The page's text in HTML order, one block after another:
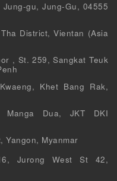
gu, Jung-Gu, 04555
District, Vientan (Asia
, St. 259, Sangkat Teuk
Khet Bang Rak,
Manga Dua, JKT DKI
Yangon, Myanmar
Jurong West St 42,